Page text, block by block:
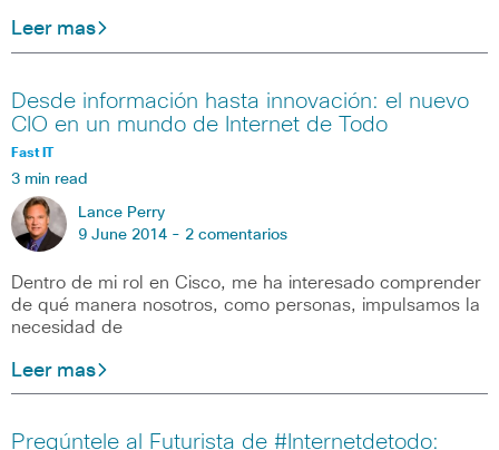
Leer mas
Desde información hasta innovación: el nuevo
CIO en un mundo de Internet de Todo
Fast IT
3 min read
Lance Perry
9 June 2014 - 2 comentarios
Dentro de mi rol en Cisco, me ha interesado comprender
de qué manera nosotros, como personas, impulsamos la
necesidad de
Leer mas
Pregúntele al Futurista de #Internetdetodo: